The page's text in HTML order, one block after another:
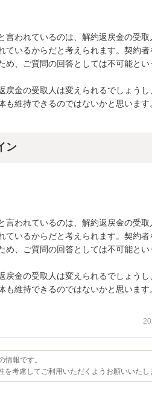
言われているのは、解約返戻金の受取
ているからだと考えられます。契約者
め、ご質問の回答としては不可能とい
戻金の受取人は変えられるでしょうし
も維持できるのではないかと思います
ン
言われているのは、解約返戻金の受取
ているからだと考えられます。契約者
め、ご質問の回答としては不可能とい
戻金の受取人は変えられるでしょうし
も維持できるのではないかと思います
情報です。
を考慮してご利用いただくようお願いいたし